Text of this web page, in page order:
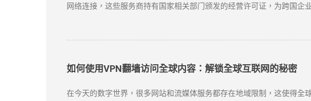
网络连接，这些服务商持有国家相关部门颁发的经营许可证，为跨国企
50个节点覆盖 SLA服务等级保证 金融级加密传输 中国联通云联网 提
云平台接入 智能路由优化 可视化运维管理 阿里云VPN网关 阿里云提供
如何使用VPN翻墙访问全球内容：解锁全球互联网的秘密
在今天的数字世界，很多网站和流媒体服务都存在地域限制，这使得